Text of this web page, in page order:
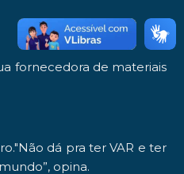
fornecedora de materiais
dá pra ter VAR e ter
opina.